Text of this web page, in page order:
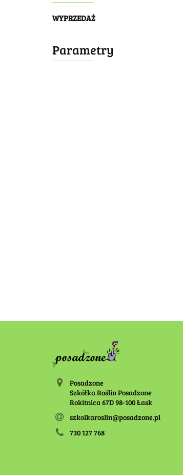
WYPRZEDAŻ
Parametry
Posadzone
Szkółka Roślin Posadzone
Rokitnica 67D 98-100 Łask
szkolkaroslin@posadzone.pl
730 127 768